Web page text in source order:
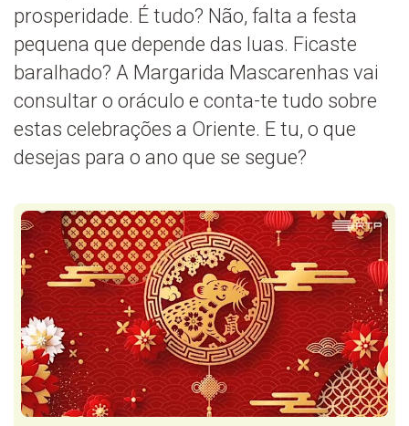
prosperidade. É tudo? Não, falta a festa
pequena que depende das luas. Ficaste
baralhado? A Margarida Mascarenhas vai
consultar o oráculo e conta-te tudo sobre
estas celebrações a Oriente. E tu, o que
desejas para o ano que se segue?